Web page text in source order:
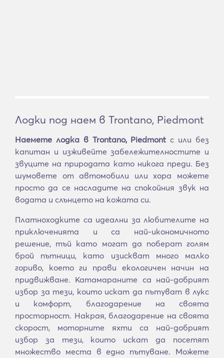
Лодки под наем в Trontano, Piedmont
Наемете лодка в Trontano, Piedmont с или без
капитан и изживейте забележителностите и
звуците на природата като никога преди. Без
шумовете от автомобили или хора можете
просто да се насладите на спокойния звук на
водата и слънцето на кожата си.
Платноходките са идеални за любителите на
приключенията и са най-икономичното
решение, тъй като могат да поберат голям
брой пътници, като изискват много малко
гориво, което ги прави екологичен начин на
придвижване. Катамараните са най-добрият
избор за тези, които искат да пътуват в лукс
и комфорт, благодарение на своята
просторност. Накрая, благодарение на своята
скорост, моторните яхти са най-добрият
избор за тези, които искат да посетят
множество места в едно пътуване. Можете